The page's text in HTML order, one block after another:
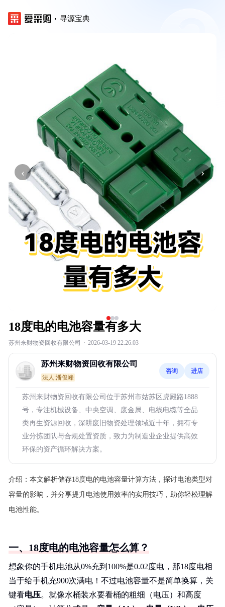
寻源宝典
‹ ›
18度电的电池容量有多大
苏州来财物资回收有限公司 · 2026-03-19 22:26:03
苏州来财物资回收有限公司
法人:潘俊峰
咨询 进店
苏州来财物资回收有限公司位于苏州市姑苏区虎殿路1888
号，专注机械设备、中央空调、废金属、电线电缆等全品
类再生资源回收，深耕废旧物资处理领域近十年，拥有专
业分拣团队与合规处置资质，致力为制造业企业提供高效
环保的资产循环解决方案。
介绍： 本文解析储存18度电的电池容量计算方法，探讨电池类型对
容量的影响，并分享提升电池使用效率的实用技巧，助你轻松理解
电池性能。
一、18度电的电池容量怎么算？
想象你的手机电池从0%充到100%是0.02度电，那18度电相
当于给手机充900次满电！不过电池容量不是简单换算，关
键看电压。就像水桶装水要看桶的粗细（电压）和高度